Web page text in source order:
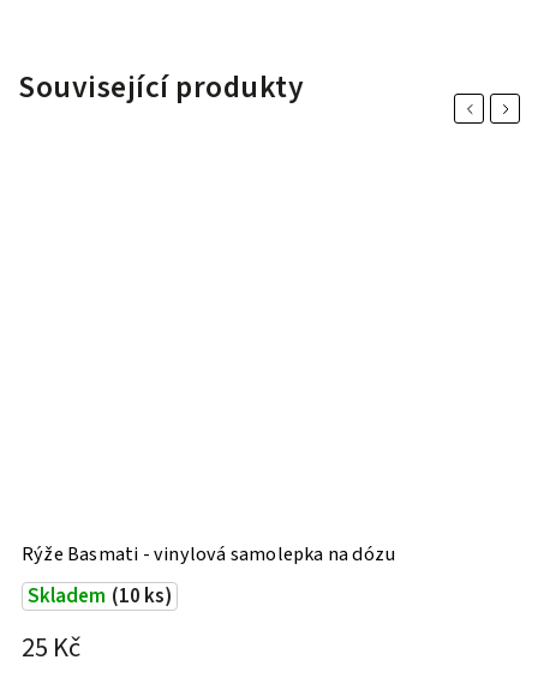
Související produkty Previous
Rýže Basmati - vinylová samolepka na dózu
Skladem (10 ks)
25 Kč
Next